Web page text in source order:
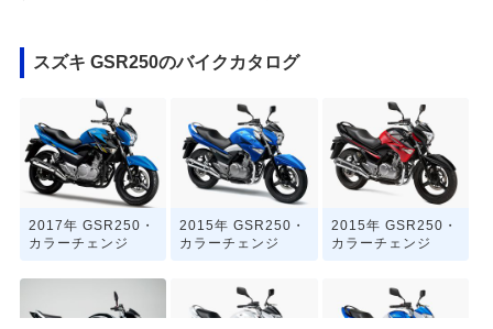
スズキ GSR250のバイクカタログ
2017年 GSR250・
カラーチェンジ
2015年 GSR250・
カラーチェンジ
2015年 GSR250・
カラーチェンジ